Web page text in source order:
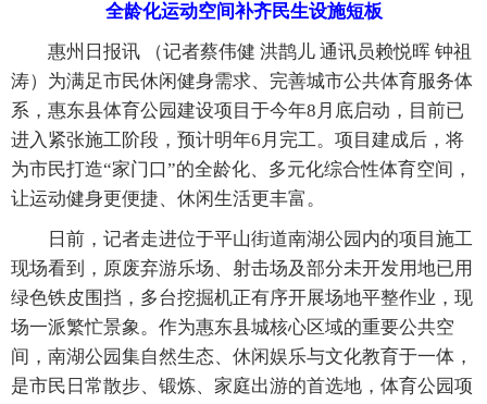
全龄化运动空间补齐民生设施短板
惠州日报讯 （记者蔡伟健 洪鹊儿 通讯员赖悦晖 钟祖
涛）为满足市民休闲健身需求、完善城市公共体育服务体
系，惠东县体育公园建设项目于今年8月底启动，目前已
进入紧张施工阶段，预计明年6月完工。项目建成后，将
为市民打造“家门口”的全龄化、多元化综合性体育空间，
让运动健身更便捷、休闲生活更丰富。
日前，记者走进位于平山街道南湖公园内的项目施工
现场看到，原废弃游乐场、射击场及部分未开发用地已用
绿色铁皮围挡，多台挖掘机正有序开展场地平整作业，现
场一派繁忙景象。作为惠东县城核心区域的重要公共空
间，南湖公园集自然生态、休闲娱乐与文化教育于一体，
是市民日常散步、锻炼、家庭出游的首选地，体育公园项